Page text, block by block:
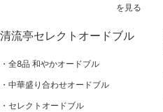
を見る
清流亭セレクトオードブル
全8品 和やかオードブル
中華盛り合わせオードブル
セレクトオードブル